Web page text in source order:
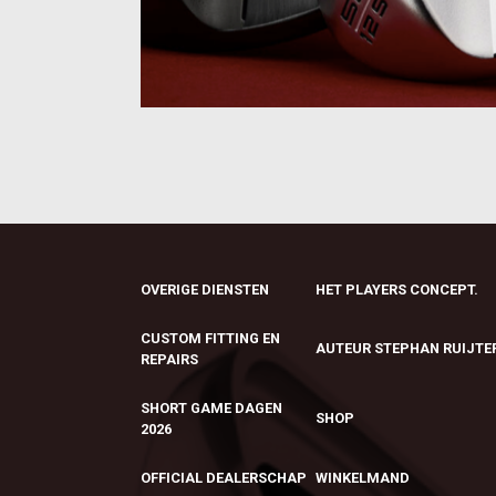
OVERIGE DIENSTEN HET PLAYERS CONCEPT.
CUSTOM FITTING EN
REPAIRS
AUTEUR STEPHAN
SHORT GAME DAGEN
2026
SHOP
OFFICIAL DEALERSCHAP WINKELMAND